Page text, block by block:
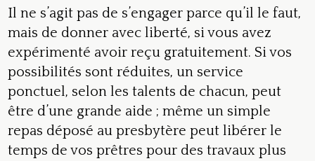
Il ne s’agit pas de s’engager parce qu’il le faut,
mais de donner avec liberté, si vous avez
expérimenté avoir reçu gratuitement. Si vos
possibilités sont réduites, un service
ponctuel, selon les talents de chacun, peut
être d’une grande aide ; même un simple
repas déposé au presbytère peut libérer le
temps de vos prêtres pour des travaux plus